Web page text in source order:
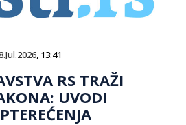
, 13:41
RS TRAŽI
UVODI